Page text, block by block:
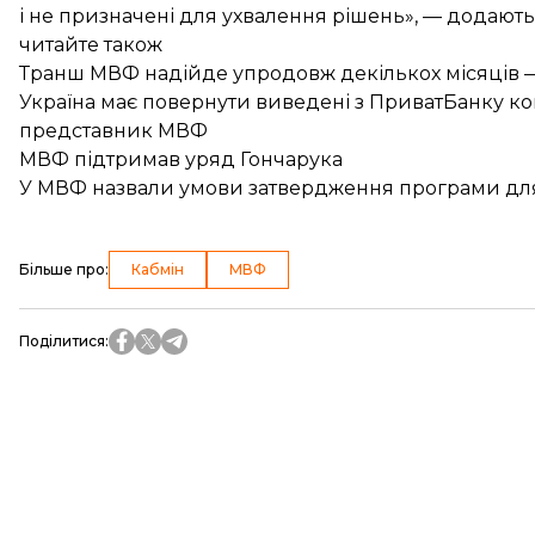
і не призначені для ухвалення рішень», —
читайте також
Транш МВФ надійде упродовж декількох місяців
Україна має повернути виведені з ПриватБанку
представник МВФ
МВФ підтримав уряд Гончарука
У МВФ назвали умови затвердження програми
Більше про: Кабмін МВФ
Поділитися: